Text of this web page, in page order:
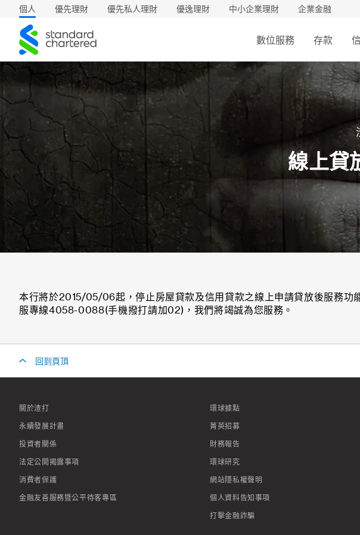
個人 優先理財 優先私人理財 優逸理財 中小企業理財 企業金融
渣
打
數位服務 存款
線上貸
本行將於2015/05/06起，停止房屋貸款及信用貸款之線上申請貸放後服務功
服專線4058-0088(手機撥打請加02)，我們將竭誠為您服務。
回到頁頂
關於渣打
永續發展計畫
投資者關係
法定公開揭露事項
消費者保護
金融友善服務暨公平待客專區
環球據點
菁英招募
財務報告
環球研究
網站隱私權聲明
個人資料告知事項
打擊金融詐騙